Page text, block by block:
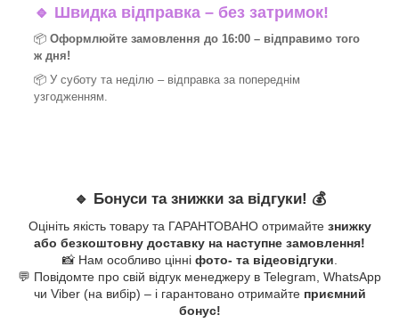
🔹 Швидка відправка – без затримок!
📦 Оформлюйте замовлення до 16:00 – відправимо того
ж дня!
📦 У суботу та неділю – відправка за попереднім
узгодженням.
🔹 Бонуси та знижки за відгуки! 💰
Оцініть якість товару та ГАРАНТОВАНО отримайте знижку
або безкоштовну доставку на наступне замовлення!
📸 Нам особливо цінні фото- та відеовідгуки.
💬 Повідомте про свій відгук менеджеру в Telegram, WhatsApp
чи Viber (на вибір) – і гарантовано отримайте приємний
бонус!